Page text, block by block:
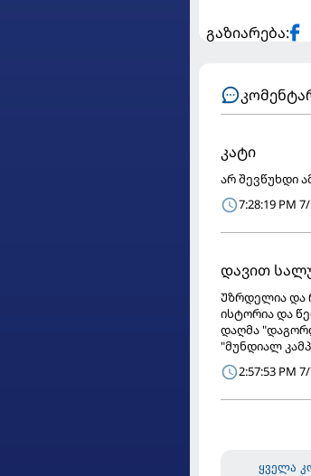
გაზიარება:
კატი
არ შევწუხდი
7:28:19 PM
დავით
Უზრდელია და
ისტორია და
დაღმა
"მუნდიალ
2:57:53 PM
ყველა